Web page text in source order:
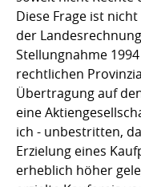
Diese Frage ist
der
Stellungnahme
rechtlichen
Übertragung auf
eine
ich - unbestritten,
Erzielung eines
erheblich höher